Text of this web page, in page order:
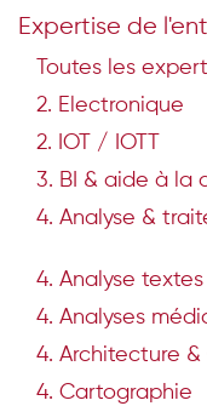
Expertise de
Toutes les
2. Electronique
2. IOT / IOTT
3. BI & aide à la
4. Analyse &
4. Analyse
4. Analyses
4. Architecture &
4. Cartographie